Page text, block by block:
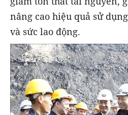
nâng cao hiệu quả sử
và sức lao động.